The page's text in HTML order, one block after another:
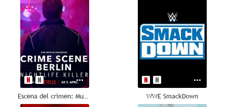
Escena del crimen: Muerte nocturna en Berlín WWE SmackDown